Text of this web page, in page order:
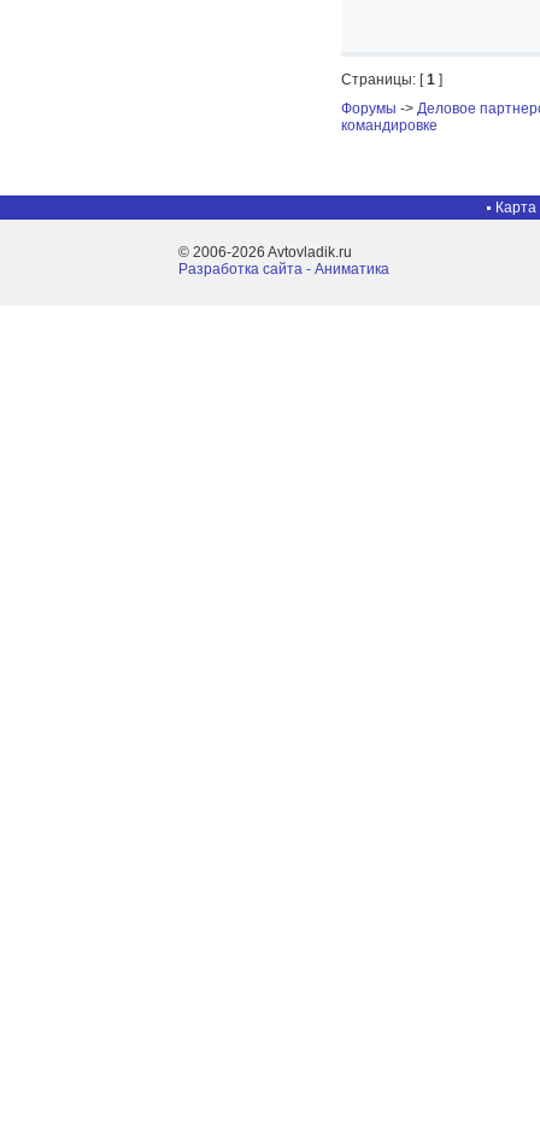
Страницы: [1 ]
Форумы -> Деловое
командировке
Карта
© 2006-2026 Avtovladik.ru
Разработка сайта - Aниматика